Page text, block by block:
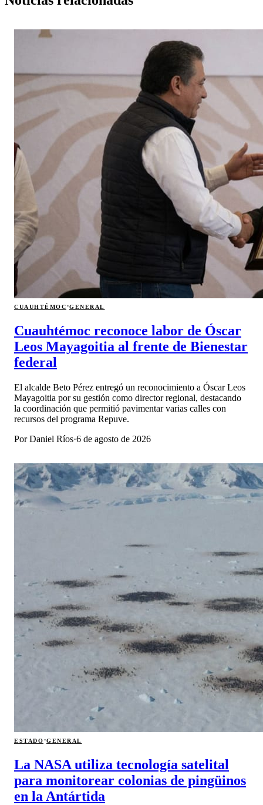
CUAUHTÉMOC·GENERAL
Cuauhtémoc reconoce labor de Óscar
Leos Mayagoitia al frente de Bienestar
federal
El alcalde Beto Pérez entregó un reconocimiento a Óscar Leos
Mayagoitia por su gestión como director regional, destacando
la coordinación que permitió pavimentar varias calles con
recursos del programa Repuve.
PorDaniel Ríos·6 de agosto de 2026
ESTADO·GENERAL
La NASA utiliza tecnología satelital
para monitorear colonias de pingüinos
en la Antártida